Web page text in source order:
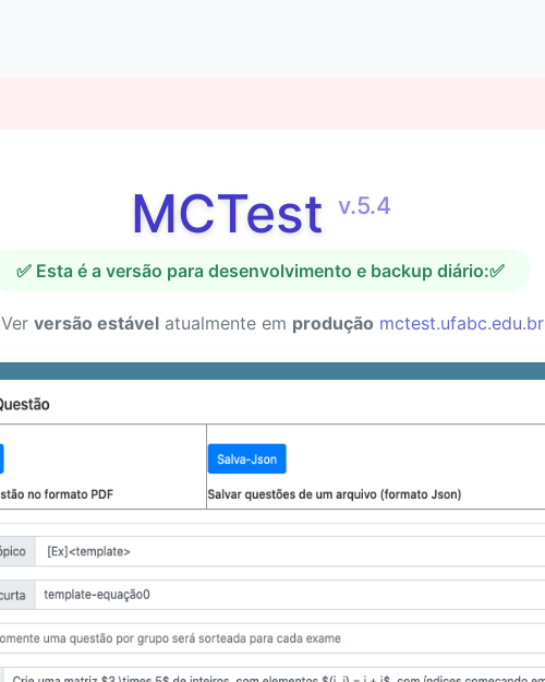
MCTest v.5.4
✅ Esta é a versão para desenvolvimento e backup diário:✅
versão estávelatualmente em produção mctest.ufabc.edu.br